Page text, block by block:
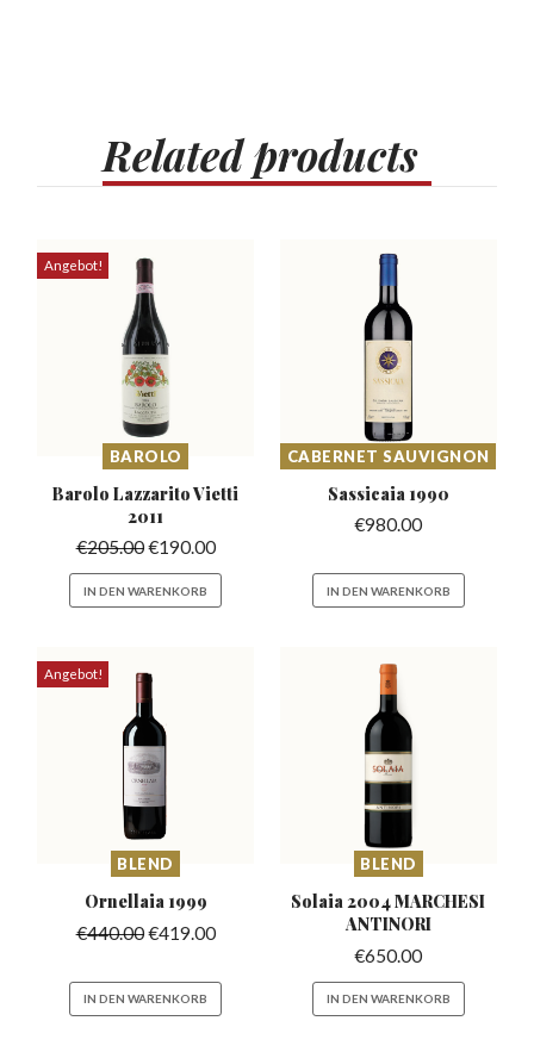
Relatedproducts
Angebot!
BAROLO
Barolo LazzaritoVietti
2011
€205.00€190.00
IN DEN WARENKORB
CABERNET SAUVIGNON
Sassicaia 1990
€980.00
IN DEN WARENKORB
Angebot!
BLEND
Ornellaia 1999
€440.00€419.00
IN DEN WARENKORB
BLEND
Solaia 2004 MARCHESI
ANTINORI
€650.00
IN DEN WARENKORB